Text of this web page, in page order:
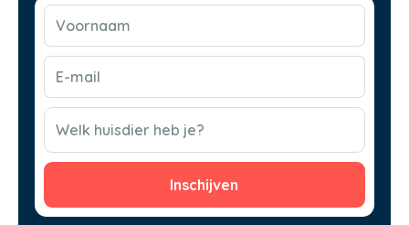
mail
(Vereist)
CAPTCHA
Welk huisdier heb je?